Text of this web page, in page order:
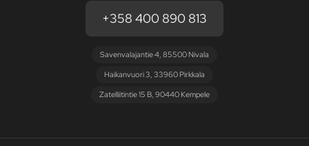
+358 400 890 813
Savenvalajantie 4, 85500 Nivala
Haikanvuori 3, 33960 Pirkkala
Zatelliitintie 15 B, 90440 Kempele